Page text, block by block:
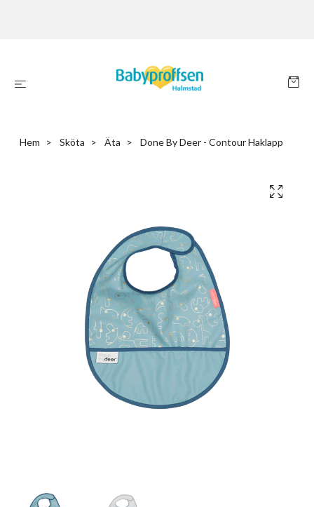
Hem Sköta Äta Done By Deer - Contour Haklapp